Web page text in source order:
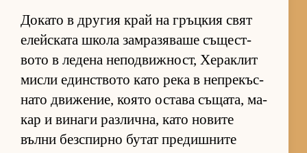
До­като в дру­гия край на гръц­кия свят
елейс­ката школа зам­ра­зя­ваше съ­щес­т­
вото в ле­дена не­под­виж­ност, Хе­рак­лит
мисли един­с­т­вото като река в неп­ре­къс­
нато дви­же­ние, ко­ято ос­тава съ­ща­та, ма­
кар и ви­наги раз­лич­на, като но­вите
вълни без­спирно бу­тат пре­диш­ните